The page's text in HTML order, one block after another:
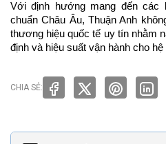
Với định hướng mang đến các
chuẩn Châu Âu, Thuận Anh
thương hiệu quốc tế uy tín nhằm
định và hiệu suất vận hành cho
CHIA SẺ: